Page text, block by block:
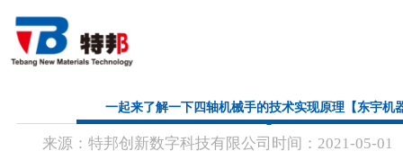
首 页
关于我们
一起来了解一下四轴机械手的技术实现原理【东宇机
来源： 特邦创新数字科技有限公司 时间： 2021-05-01